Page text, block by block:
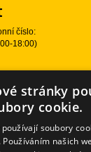
číslo:
18:00)
stránky
cookie.
soubory
našich